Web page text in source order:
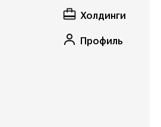
Холдинги
Профиль